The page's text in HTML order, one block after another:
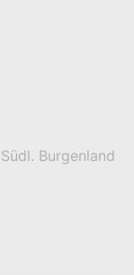
Burgenland